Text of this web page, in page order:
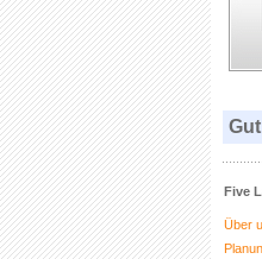
Five
Über